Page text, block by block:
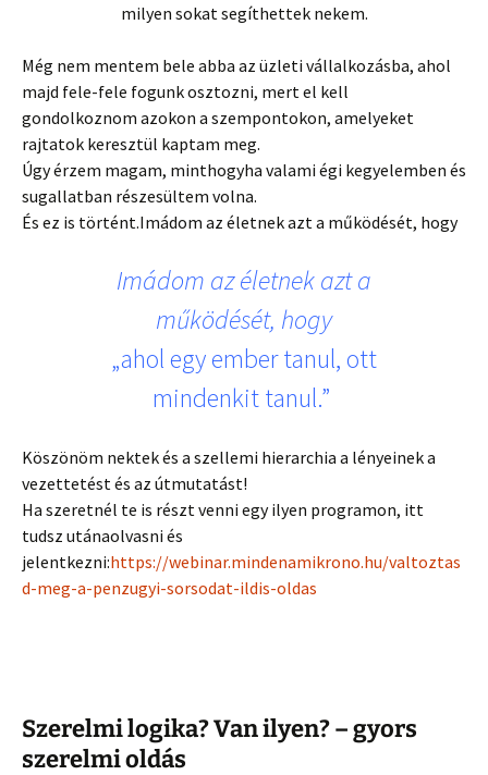
milyen sokat segíthettek nekem.
Még nem mentem bele abba az üzleti vállalkozásba, ahol
majd fele-fele fogunk osztozni, mert el kell
gondolkoznom azokon a szempontokon, amelyeket
rajtatok keresztül kaptam meg.
Úgy érzem magam, minthogyha valami égi kegyelemben és
sugallatban részesültem volna.
És ez is történt.Imádom az életnek azt a működését, hogy
Imádom az életnek azt a
működését, hogy
„ahol egy ember tanul, ott
mindenkit tanul.”
Köszönöm nektek és a szellemi hierarchia a lényeinek a
vezettetést és az útmutatást!
Ha szeretnél te is részt venni egy ilyen programon, itt
tudsz utánaolvasni és
jelentkezni:https://webinar.mindenamikrono.hu/valtoztas
d-meg-a-penzugyi-sorsodat-ildis-oldas
Szerelmi logika? Van ilyen? – gyors
szerelmi oldás